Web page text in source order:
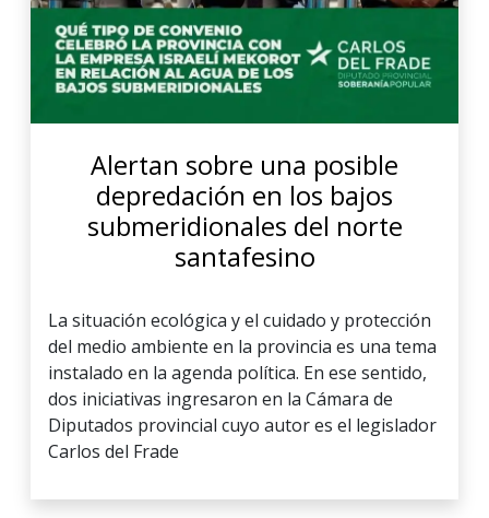
Alertan sobre una posible
depredación en los bajos
submeridionales del norte
santafesino
La situación ecológica y el cuidado y protección
del medio ambiente en la provincia es una tema
instalado en la agenda política. En ese sentido,
dos iniciativas ingresaron en la Cámara de
Diputados provincial cuyo autor es el legislador
Carlos del Frade